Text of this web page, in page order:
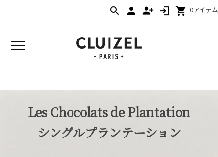
0アイテム
Les Chocolats de Plantation
シングルプランテーション